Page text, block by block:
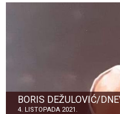
BORIS DEŽULOVIĆ/
4. LISTOPADA 2021.